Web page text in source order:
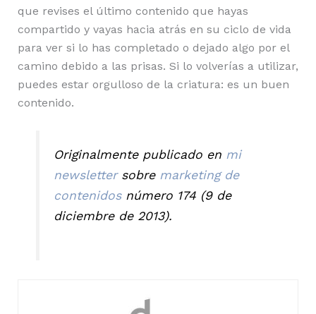
que revises el último contenido que hayas
compartido y vayas hacia atrás en su ciclo de vida
para ver si lo has completado o dejado algo por el
camino debido a las prisas. Si lo volverías a utilizar,
puedes estar orgulloso de la criatura: es un buen
contenido.
Originalmente publicado en mi
newslettersobre marketing de
contenidosnúmero 174 (9 de
diciembre de 2013).